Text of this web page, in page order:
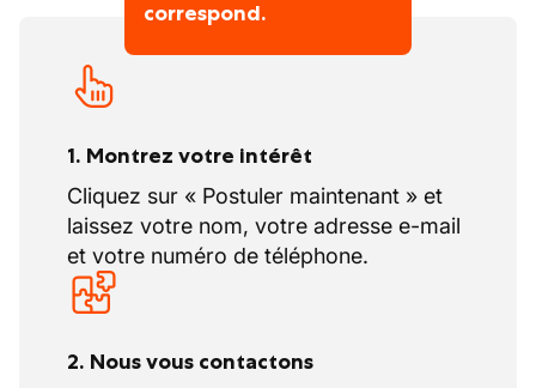
correspond.
1. Montrez votre intérêt
Cliquez sur « Postuler maintenant » et
laissez votre nom, votre adresse e-mail
et votre numéro de téléphone.
2. Nous vous contactons